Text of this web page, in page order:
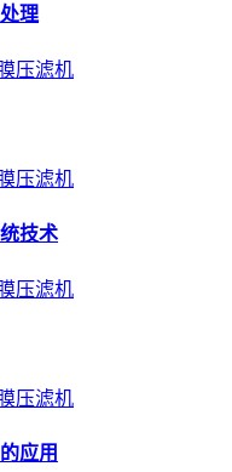
理
技术
应用